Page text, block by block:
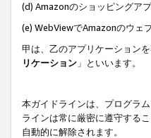
(d) Amazonのショッピングア
(e) WebViewでAmazonのウェ
甲は、乙のアプリケーション
リケーション 」といいます。
本ガイドラインは、プログラ
ラインは常に厳密に遵守する
自動的に解除されます。